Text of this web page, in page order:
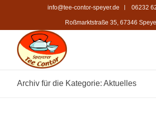
info@tee-contor-speyer.de 06232
Roßmarktstraße 35, 67346
Archiv für die Kategorie: Aktuelles